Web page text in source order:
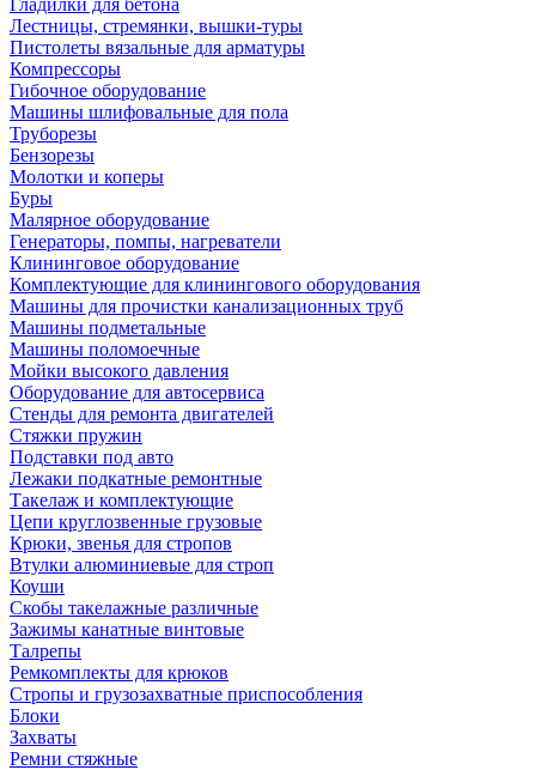
Гладилки для бетона
Лестницы, стремянки, вышки-туры
Пистолеты вязальные для арматуры
Компрессоры
Гибочное оборудование
Машины шлифовальные для пола
Труборезы
Бензорезы
Молотки и коперы
Буры
Малярное оборудование
Генераторы, помпы, нагреватели
Клининговое оборудование
Комплектующие для клинингового оборудования
Машины для прочистки канализационных труб
Машины подметальные
Машины поломоечные
Мойки высокого давления
Оборудование для автосервиса
Стенды для ремонта двигателей
Стяжки пружин
Подставки под авто
Лежаки подкатные ремонтные
Такелаж и комплектующие
Цепи круглозвенные грузовые
Крюки, звенья для стропов
Втулки алюминиевые для строп
Коуши
Скобы такелажные различные
Зажимы канатные винтовые
Талрепы
Ремкомплекты для крюков
Стропы и грузозахватные приспособления
Блоки
Захваты
Ремни стяжные